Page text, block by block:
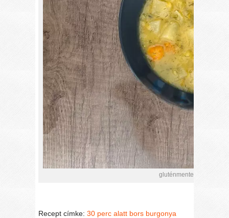
gluténmentes nyári
Recept címke:30 perc alatt bors burgonya